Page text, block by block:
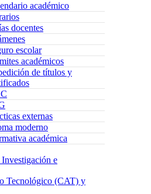
académico
docentes
escolar
académicos
de títulos y
externas
moderno
académica
e
Tecnológico (CAT) y